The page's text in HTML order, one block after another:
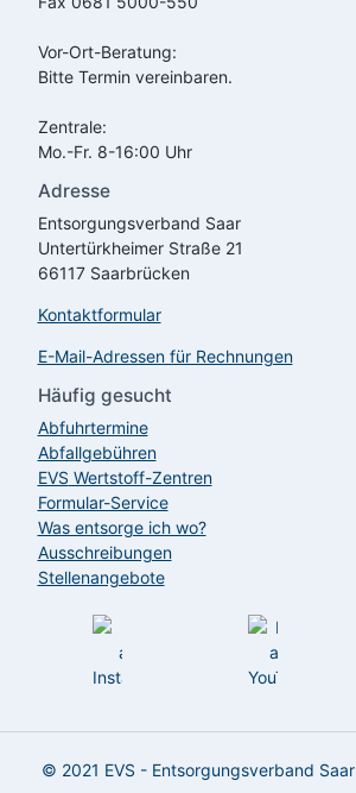
Vor-Ort-Beratung:
Bitte Termin vereinbaren.
Zentrale:
Mo.-Fr. 8-16:00 Uhr
Adresse
Entsorgungsverband Saar
Untertürkheimer Straße 21
66117 Saarbrücken
Kontaktformular
E-Mail-Adressen für Rechnungen
Häufig gesucht
Abfuhrtermine
Abfallgebühren
EVS Wertstoff-Zentren
Formular-Service
Was entsorge ich wo?
Ausschreibungen
Stellenangebote
© 2021 EVS - Entsorgungsverband Saar